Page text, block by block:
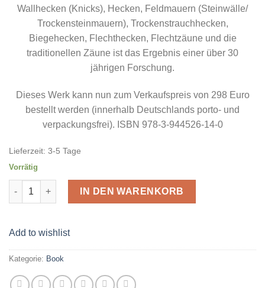
Wallhecken (Knicks), Hecken, Feldmauern (Steinwälle/
Trockensteinmauern), Trockenstrauchhecken,
Biegehecken, Flechthecken, Flechtzäune und die
traditionellen Zäune ist das Ergebnis einer über 30
jährigen Forschung.
Dieses Werk kann nun zum Verkaufspreis von 298 Euro
bestellt werden (innerhalb Deutschlands porto- und
verpackungsfrei). ISBN 978-3-944526-14-0
Lieferzeit: 3-5 Tage
Vorrätig
Europas Feldeinfriedungen Menge
IN DEN WARENKORB
Add to wishlist
Kategorie: Book